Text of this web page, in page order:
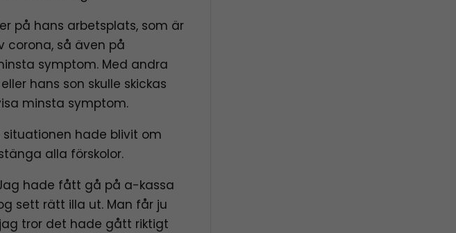
på hans arbetsplats, som är
corona, så även på
symptom. Med andra
hans son skulle skickas
minsta symptom.
hade blivit om
alla förskolor.
hade fått gå på a-kassa
sett rätt illa ut. Man får ju
tror det hade gått riktigt